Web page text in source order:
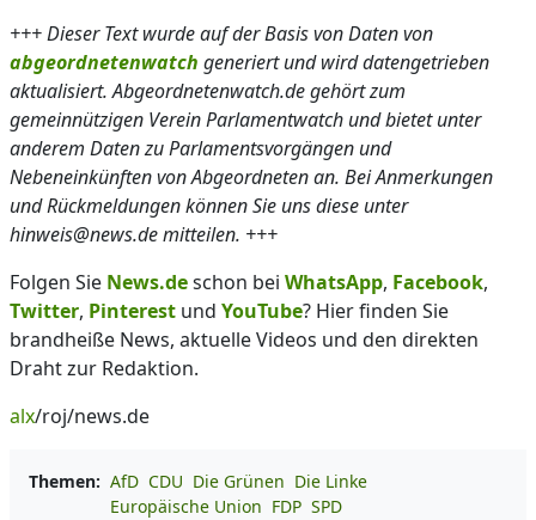
+++ Dieser Text wurde auf der Basis von Daten von
abgeordnetenwatch generiert und wird datengetrieben
aktualisiert. Abgeordnetenwatch.de gehört zum
gemeinnützigen Verein Parlamentwatch und bietet unter
anderem Daten zu Parlamentsvorgängen und
Nebeneinkünften von Abgeordneten an. Bei Anmerkungen
und Rückmeldungen können Sie uns diese unter
hinweis@news.de mitteilen. +++
Folgen Sie News.deschon bei WhatsApp, Facebook,
Twitter, Pinterest und YouTube? Hier finden Sie
brandheiße News, aktuelle Videos und den direkten
Draht zur Redaktion.
alx/roj/news.de
Themen: AfD CDU Die Grünen Die Linke
Europäische Union FDP SPD